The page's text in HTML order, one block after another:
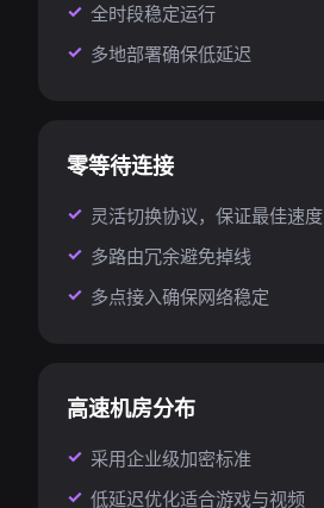
全时段稳定运行
多地部署确保低延迟
零等待连接
灵活切换协议，保证最佳速度
多路由冗余避免掉线
多点接入确保网络稳定
高速机房分布
采用企业级加密标准
低延迟优化适合游戏与视频